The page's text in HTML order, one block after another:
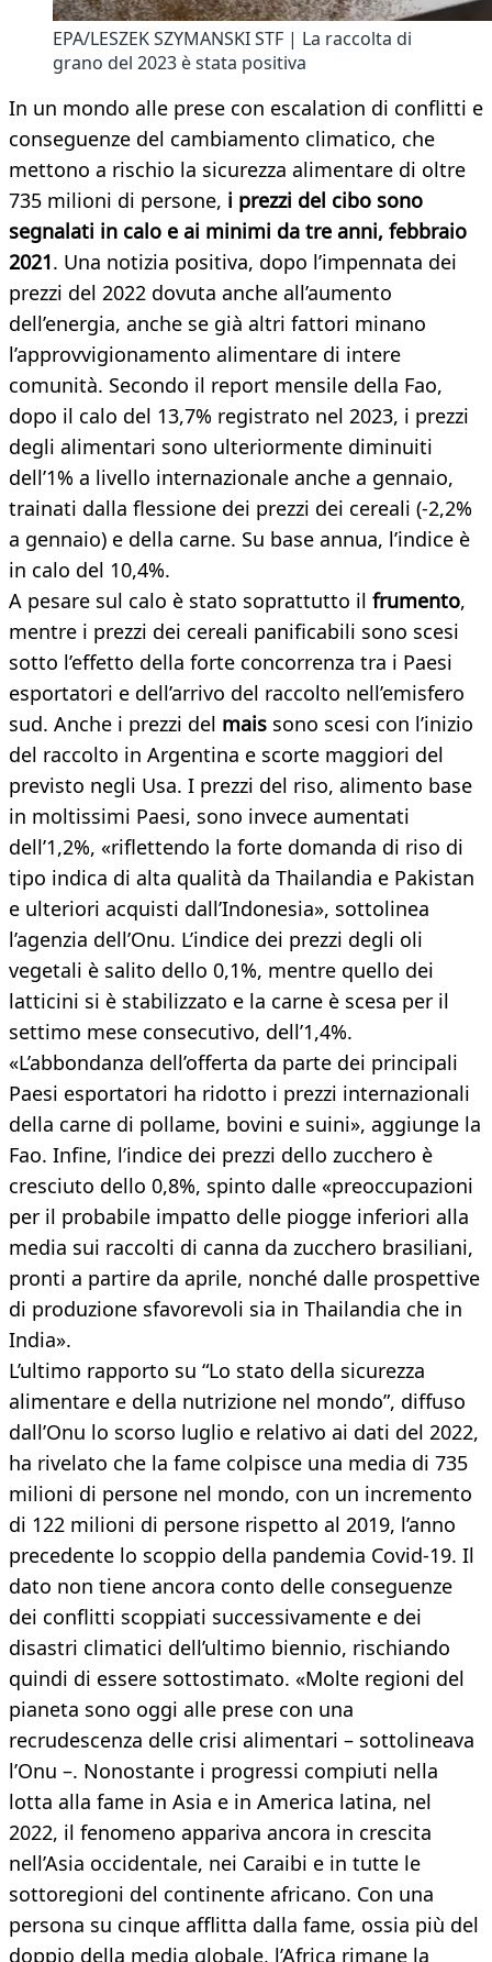
EPA/LESZEK SZYMANSKI STF | La raccolta di
grano del 2023 è stata positiva
In un mondo alle prese con escalation di conflitti e
conseguenze del cambiamento climatico, che
mettono a rischio la sicurezza alimentare di oltre
735 milioni di persone, i prezzi del cibo sono
segnalati in calo e ai minimi da tre anni, febbraio
2021. Una notizia positiva, dopo l’impennata dei
prezzi del 2022 dovuta anche all’aumento
dell’energia, anche se già altri fattori minano
l’approvvigionamento alimentare di intere
comunità. Secondo il report mensile della Fao,
dopo il calo del 13,7% registrato nel 2023, i prezzi
degli alimentari sono ulteriormente diminuiti
dell’1% a livello internazionale anche a gennaio,
trainati dalla flessione dei prezzi dei cereali (-2,2%
a gennaio) e della carne. Su base annua, l’indice è
in calo del 10,4%.
A pesare sul calo è stato soprattutto il frumento,
mentre i prezzi dei cereali panificabili sono scesi
sotto l’effetto della forte concorrenza tra i Paesi
esportatori e dell’arrivo del raccolto nell’emisfero
sud. Anche i prezzi del mais sono scesi con l’inizio
del raccolto in Argentina e scorte maggiori del
previsto negli Usa. I prezzi del riso, alimento base
in moltissimi Paesi, sono invece aumentati
dell’1,2%, «riflettendo la forte domanda di riso di
tipo indica di alta qualità da Thailandia e Pakistan
e ulteriori acquisti dall’Indonesia», sottolinea
l’agenzia dell’Onu. L’indice dei prezzi degli oli
vegetali è salito dello 0,1%, mentre quello dei
latticini si è stabilizzato e la carne è scesa per il
settimo mese consecutivo, dell’1,4%.
«L’abbondanza dell’offerta da parte dei principali
Paesi esportatori ha ridotto i prezzi internazionali
della carne di pollame, bovini e suini», aggiunge la
Fao. Infine, l’indice dei prezzi dello zucchero è
cresciuto dello 0,8%, spinto dalle «preoccupazioni
per il probabile impatto delle piogge inferiori alla
media sui raccolti di canna da zucchero brasiliani,
pronti a partire da aprile, nonché dalle prospettive
di produzione sfavorevoli sia in Thailandia che in
India».
L’ultimo rapporto su “Lo stato della sicurezza
alimentare e della nutrizione nel mondo”, diffuso
dall’Onu lo scorso luglio e relativo ai dati del 2022,
ha rivelato che la fame colpisce una media di 735
milioni di persone nel mondo, con un incremento
di 122 milioni di persone rispetto al 2019, l’anno
precedente lo scoppio della pandemia Covid-19. Il
dato non tiene ancora conto delle conseguenze
dei conflitti scoppiati successivamente e dei
disastri climatici dell’ultimo biennio, rischiando
quindi di essere sottostimato. «Molte regioni del
pianeta sono oggi alle prese con una
recrudescenza delle crisi alimentari – sottolineava
l’Onu –. Nonostante i progressi compiuti nella
lotta alla fame in Asia e in America latina, nel
2022, il fenomeno appariva ancora in crescita
nell’Asia occidentale, nei Caraibi e in tutte le
sottoregioni del continente africano. Con una
persona su cinque afflitta dalla fame, ossia più del
doppio della media globale, l’Africa rimane la